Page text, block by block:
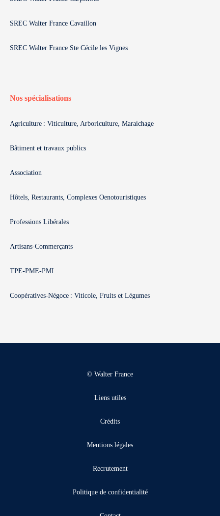
SREC Walter France Cavaillon
SREC Walter France Ste Cécile les Vignes
Nos spécialisations
Agriculture : Viticulture, Arboriculture, Maraichage
Bâtiment et travaux publics
Association
Hôtels, Restaurants, Complexes Oenotouristiques
Professions Libérales
Artisans-Commerçants
TPE-PME-PMI
Coopératives-Négoce : Viticole, Fruits et Légumes
© Walter France
Liens utiles
Crédits
Mentions légales
Recrutement
Politique de confidentialité